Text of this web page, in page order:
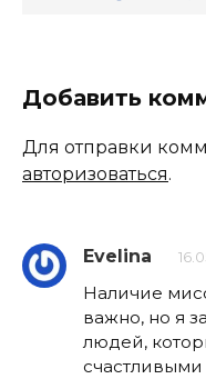
Добавить
Для отправки
авторизоваться.
Evelina
Наличие
важно, но я
людей,
счастливыми